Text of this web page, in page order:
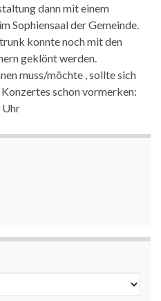
dann mit einem
Sophiensaal der Gemeinde.
konnte noch mit den
geklönt werden.
muss/möchte , sollte sich
schon vormerken:
Uhr